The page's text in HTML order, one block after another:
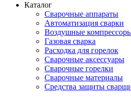
Каталог
Сварочные аппараты
Автоматизация сварки
Воздушные
Газовая сварка
Расходка для горелок
Сварочные аксессуары
Сварочные горелки
Сварочные материалы
Средства защиты